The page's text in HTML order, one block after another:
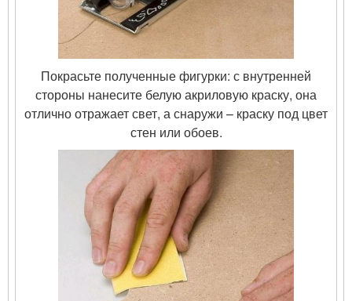
Покрасьте полученные фигурки: с внутренней
стороны нанесите белую акриловую краску, она
отлично отражает свет, а снаружи – краску под цвет
стен или обоев.